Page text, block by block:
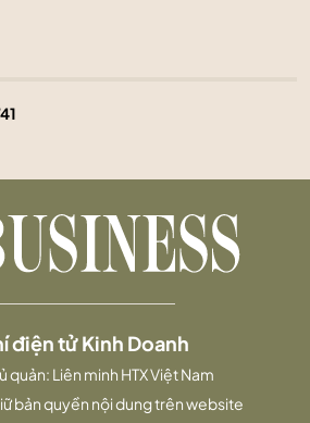
điện tử Kinh Doanh
quản: Liên minh HTX Việt Nam
bản quyền nội dung trên website